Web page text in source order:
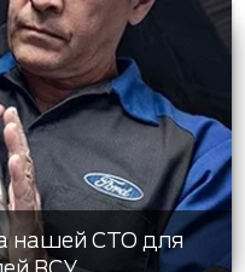
нашей СТО для